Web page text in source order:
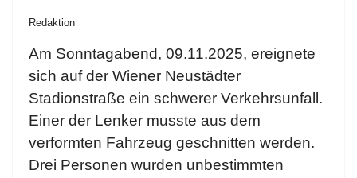
Redaktion
Am Sonntagabend, 09.11.2025, ereignete
sich auf der Wiener Neustädter
Stadionstraße ein schwerer Verkehrsunfall.
Einer der Lenker musste aus dem
verformten Fahrzeug geschnitten werden.
Drei Personen wurden unbestimmten